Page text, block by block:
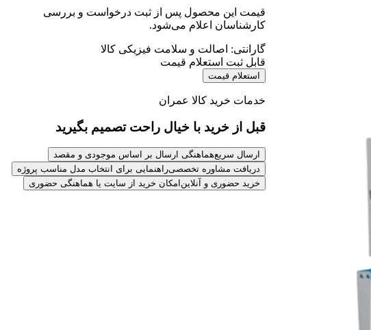
قیمت این محصول پس از ثبت درخواست و بررسی
کارشناسان اعلام می‌شود.
گارانتی: اصالت و سلامت فیزیکی کالا
قابل ثبت استعلام قیمت
استعلام قیمت
خدمات خرید کالا عمران
قبل از خرید با خیال راحت تصمیم بگیرید
ارسال سریعهماهنگی ارسال بر اساس موجودی و مقصد
دریافت مشاوره تخصصیراهنمایی برای انتخاب مدل مناسب پروژه
خرید حضوری و آنلاین امکان خرید از سایت یا هماهنگی حضوری